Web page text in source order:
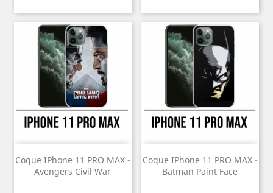
Coque IPhone 11 PRO MAX -
Avengers Civil War
Coque IPhone 11 PRO MAX -
Batman Paint Face